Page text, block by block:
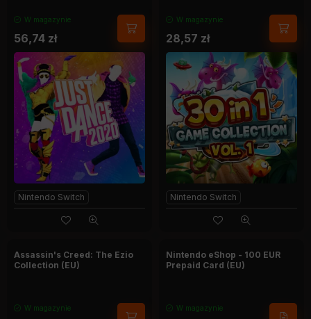
W magazynie
56,74 zł
Nintendo Switch
W magazynie
28,57 zł
Nintendo Switch
Assassin's Creed: The Ezio
Collection (EU)
W magazynie
Nintendo eShop - 100 EUR
Prepaid Card (EU)
W magazynie